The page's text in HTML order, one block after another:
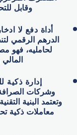
وقابل
أداة دفع لا
الدرهم الرقمي
لحامليه، فهو
إدارة ذكية
وشركات الصرافة
وتعتمد البنية
معاملات ذكية